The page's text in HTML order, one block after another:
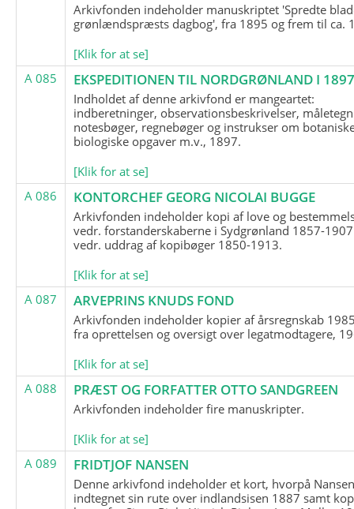
Arkivfonden indeholder manuskriptet 'Spredte
grønlændspræsts dagbog', fra 1895 og frem til ca.
[Klik for at se]
A 085
EKSPEDITIONEN TIL NORDGRØNLAND I
Indholdet af denne arkivfond er mangeartet:
indberetninger, observationsbeskrivelser,
notesbøger, regnebøger og instrukser om
biologiske opgaver m.v., 1897.
[Klik for at se]
A 086
KONTORCHEF GEORG NICOLAI BUGGE
Arkivfonden indeholder kopi af love og
vedr. forstanderskaberne i Sydgrønland 1857-
vedr. uddrag af kopibøger 1850-1913.
[Klik for at se]
A 087
ARVEPRINS KNUDS FOND
Arkivfonden indeholder kopier af årsregnskab
fra oprettelsen og oversigt over legatmodtagere,
[Klik for at se]
A 088
PRÆST OG FORFATTER OTTO SANDGREEN
Arkivfonden indeholder fire manuskripter.
[Klik for at se]
A 089
FRIDTJOF NANSEN
Denne arkivfond indeholder et kort, hvorpå
indtegnet sin rute over indlandsisen 1887 samt